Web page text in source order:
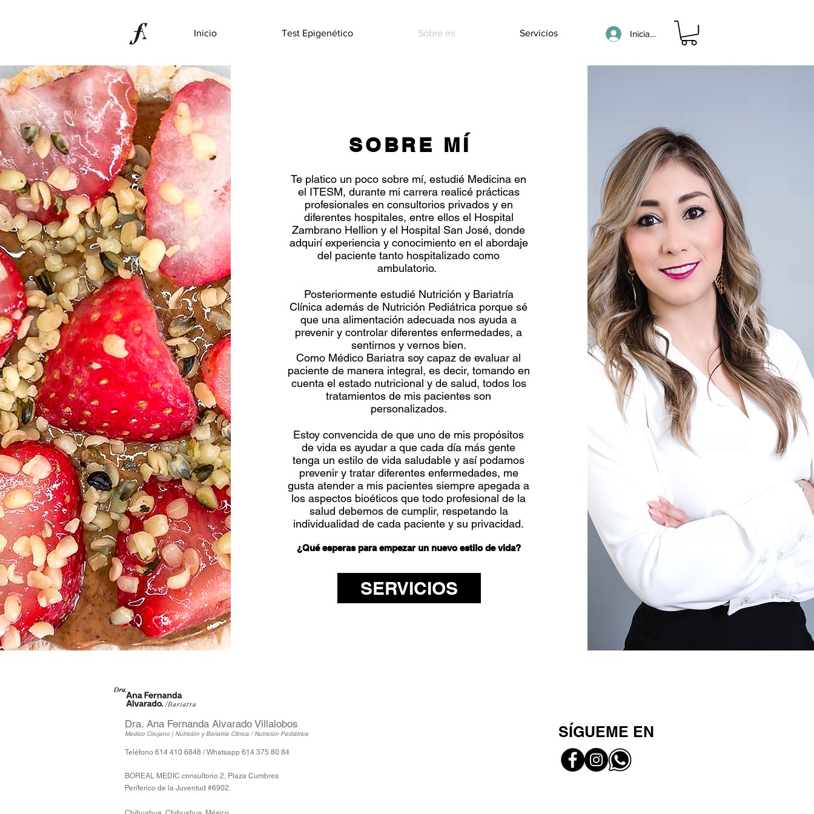
Inicio Test Epigenético Sobre mi Servicios Iniciar sesión
SOBRE MÍ
Te platico un poco sobre mí, estudié Medicina en
el ITESM, durante mi carrera realicé prácticas
profesionales en consultorios privados y en
diferentes hospitales, entre ellos el Hospital
Zambrano Hellion y el Hospital San José, donde
adquirí experiencia y conocimiento en el abordaje
del paciente tanto hospitalizado como
ambulatorio.
Posteriormente estudié Nutrición y Bariatría
Clínica además de Nutrición Pediátrica porque sé
que una alimentación adecuada nos ayuda a
prevenir y controlar diferentes enfermedades, a
sentirnos y vernos bien.
Como Médico Bariatra soy capaz de evaluar al
paciente de manera integral, es decir, tomando en
cuenta el estado nutricional y de salud, todos los
tratamientos de mis pacientes son
personalizados.
Estoy convencida de que uno de mis propósitos
de vida es ayudar a que cada día más gente
tenga un estilo de vida saludable y así podamos
prevenir y tratar diferentes enfermedades, me
gusta atender a mis pacientes siempre apegada a
los aspectos bioéticos que todo profesional de la
salud debemos de cumplir, respetando la
individualidad de cada paciente y su privacidad.
¿Qué esperas para empezar un nuevo estilo de vida?
SERVICIOS
Dra. Ana Fernanda Alvarado Villalobos
Medico Cirujano | Nutrición y Bariatría Clínica / Nutrición Pediátrica
Teléfono 614 410 6848 / Whatsapp 614 375 80 84
BOREAL MEDIC consultorio 2, Plaza Cumbres
Períferico de la Juventud #6902.
SÍGUEME EN